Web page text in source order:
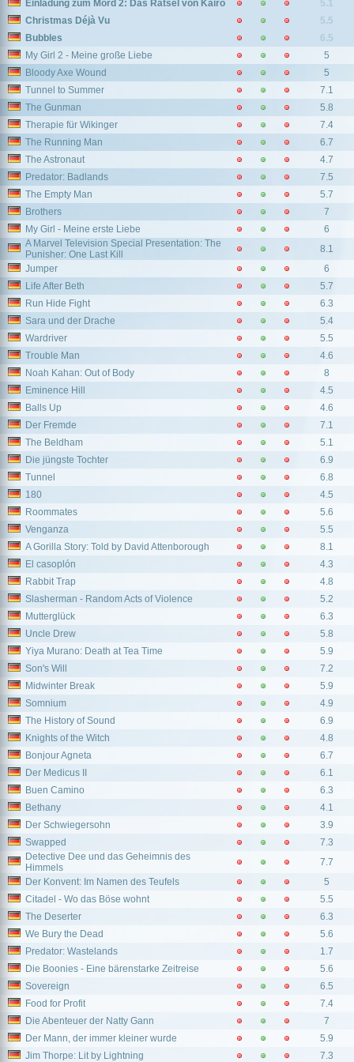
Einladung zum Mord 2: Das Rätsel von Kairo
5.1
Christmas Déjà Vu
5.5
Bubbles
6.5
My Girl 2 - Meine große Liebe
5
Bloody Axe Wound
5
Tunnel to Summer
7.1
The Gunman
5.8
Therapie für Wikinger
7.4
The Running Man
6.7
The Astronaut
4.7
Predator: Badlands
7.5
The Empty Man
5.7
Brothers
7
My Girl - Meine erste Liebe
6
A Marvel Television Special Presentation: The
Punisher: One Last Kill
8.1
Jumper
6
Life After Beth
5.7
Run Hide Fight
6.3
Sara und der Drache
5.4
Wardriver
5.5
Trouble Man
4.6
Noah Kahan: Out of Body
8
Eminence Hill
4.5
Balls Up
4.6
Der Fremde
7.1
The Beldham
5.1
Die jüngste Tochter
6.9
Tunnel
6.8
180
4.5
Roommates
5.6
Venganza
5.5
A Gorilla Story: Told by David Attenborough
8.1
El casoplón
4.3
Rabbit Trap
4.8
Slasherman - Random Acts of Violence
5.2
Mutterglück
6.3
Uncle Drew
5.8
Yiya Murano: Death at Tea Time
5.9
Son's Will
7.2
Midwinter Break
5.9
Somnium
4.9
The History of Sound
6.9
Knights of the Witch
4.8
Bonjour Agneta
6.7
Der Medicus II
6.1
Buen Camino
6.3
Bethany
4.1
Der Schwiegersohn
3.9
Swapped
7.3
Detective Dee und das Geheimnis des
Himmels
7.7
Der Konvent: Im Namen des Teufels
5
Citadel - Wo das Böse wohnt
5.5
The Deserter
6.3
We Bury the Dead
5.6
Predator: Wastelands
1.7
Die Boonies - Eine bärenstarke Zeitreise
5.6
Sovereign
6.5
Food for Profit
7.4
Die Abenteuer der Natty Gann
7
Der Mann, der immer kleiner wurde
5.9
Jim Thorpe: Lit by Lightning
7.3